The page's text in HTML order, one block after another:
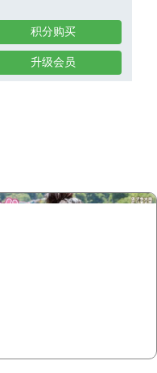
积分购买
升级会员